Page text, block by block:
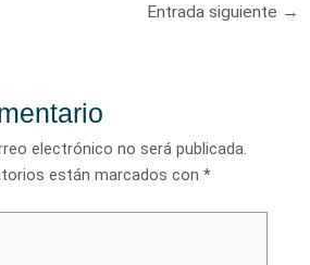
Entrada siguiente →
electrónico no será publicada.
están marcados con*